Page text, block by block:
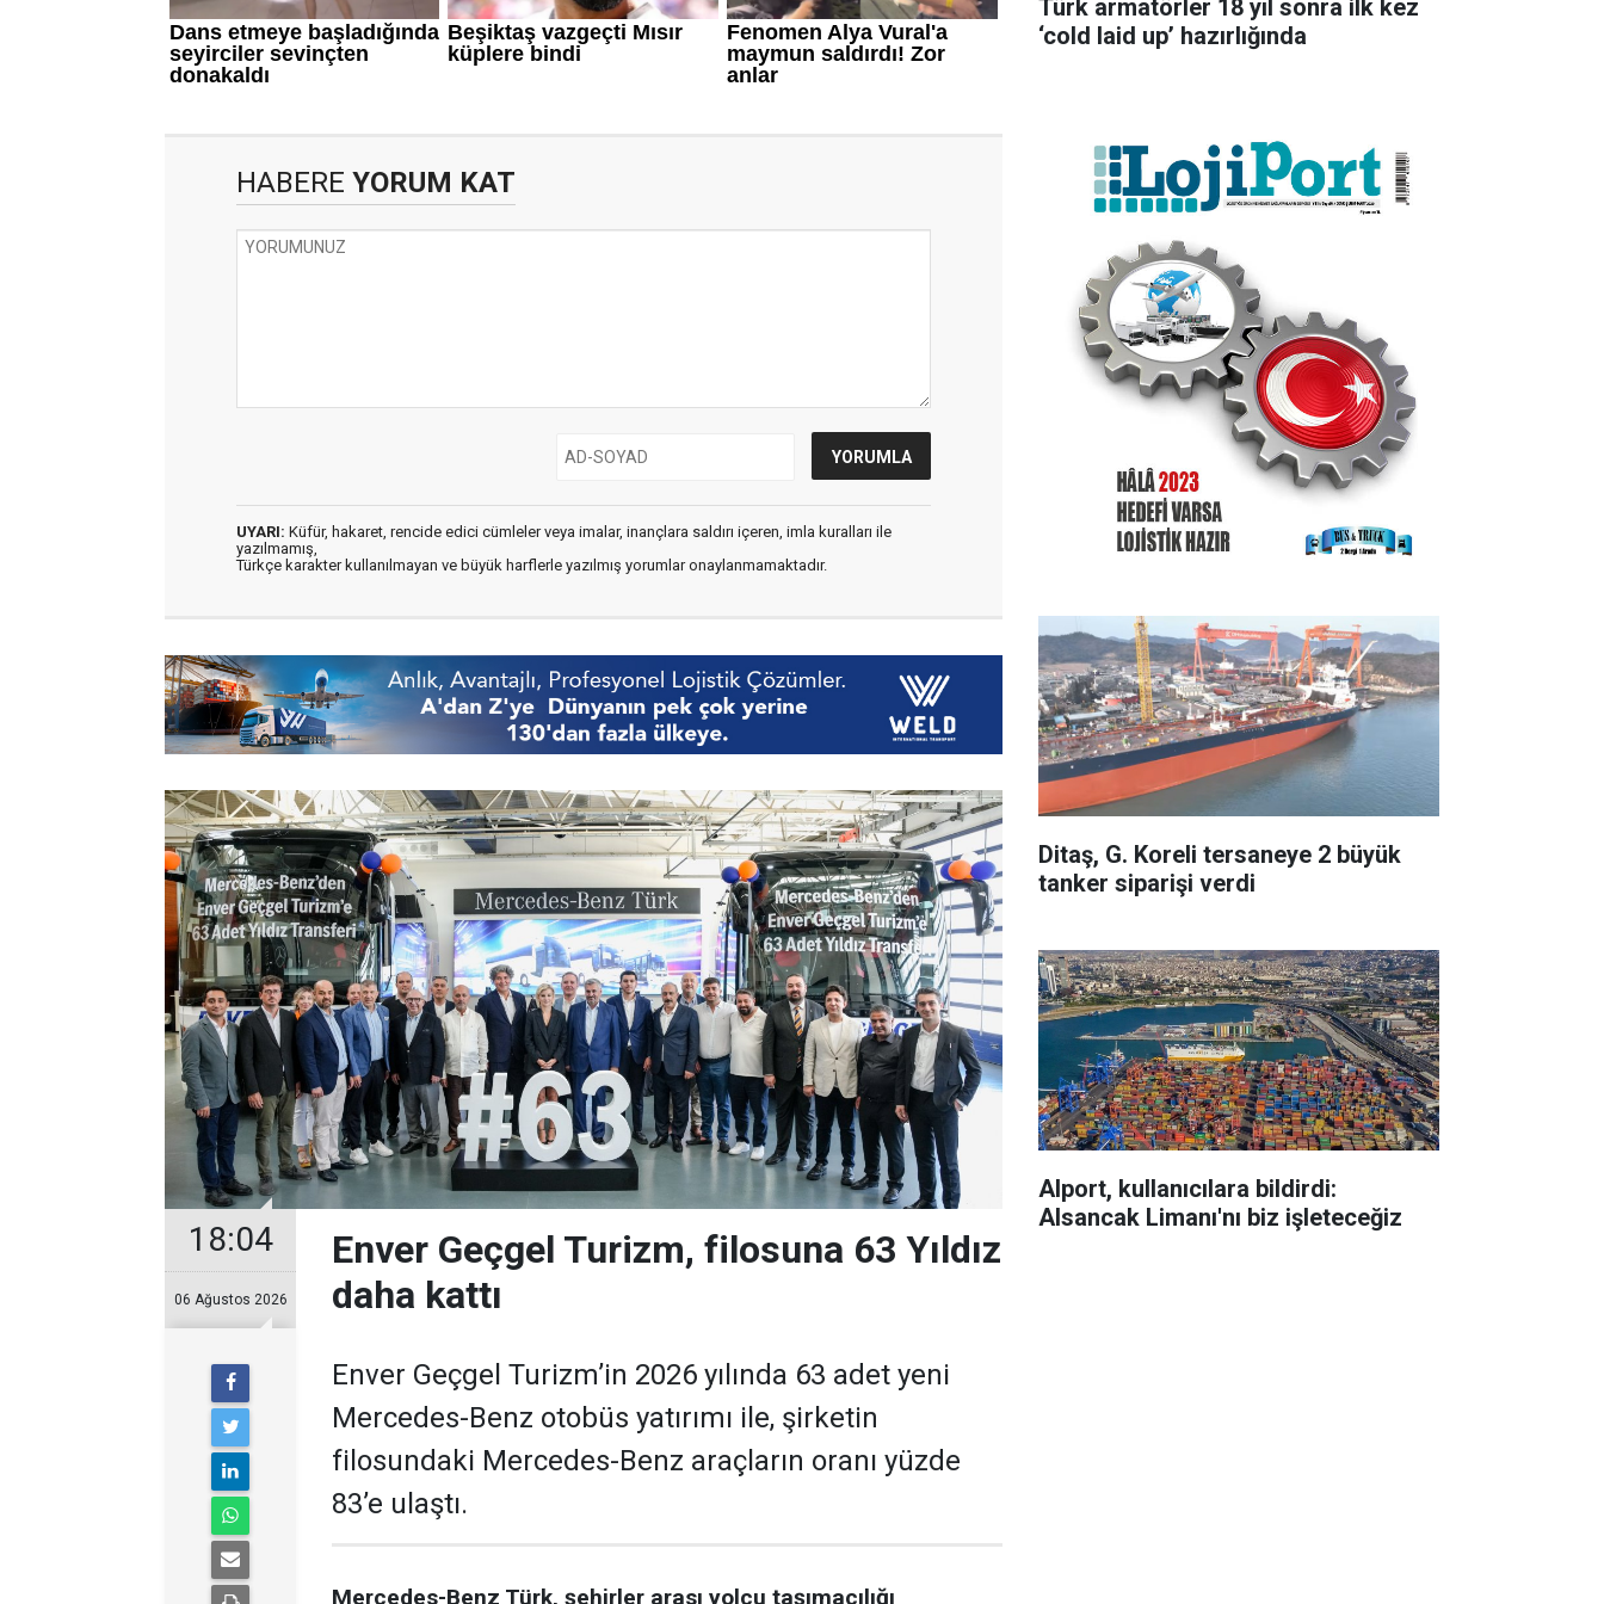
HABERE YORUM KAT
UYARI: Küfür, hakaret, rencide edici cümleler veya imalar, inançlara saldırı içeren, imla kuralları ile
yazılmamış,
Türkçe karakter kullanılmayan ve büyük harflerle yazılmış yorumlar onaylanmamaktadır.
18:04
06 Ağustos 2026
Enver Geçgel Turizm, filosuna 63 Yıldız
daha kattı
Enver Geçgel Turizm’in 2026 yılında 63 adet yeni
Mercedes-Benz otobüs yatırımı ile, şirketin
filosundaki Mercedes-Benz araçların oranı yüzde
83’e ulaştı.
Mercedes-Benz Türk, şehirler arası yolcu taşımacılığı
Türk armatörler 18 yıl sonra ilk kez
‘cold laid up’ hazırlığında
Ditaş, G. Koreli tersaneye 2 büyük
tanker siparişi verdi
Alport, kullanıcılara bildirdi:
Alsancak Limanı'nı biz işleteceğiz